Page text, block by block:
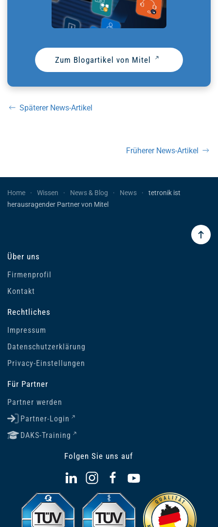
Zum Blogartikel von Mitel
Späterer News-Artikel
Früherer News-Artikel
Home Wissen News & Blog News
tetronik ist
herausragender Partner von Mitel
Über uns
Firmenprofil
Kontakt
Rechtliches
Impressum
Datenschutzerklärung
Privacy-Einstellungen
Für Partner
Partner werden
Partner-Login
DAKS-Training
Folgen Sie uns auf